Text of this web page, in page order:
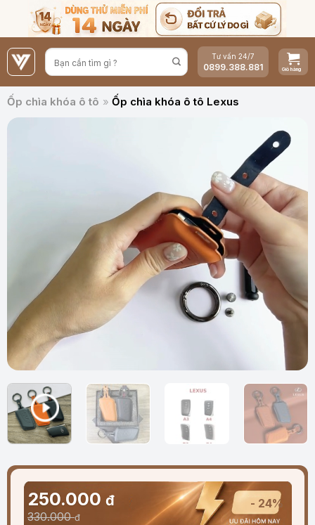
nội
dung
Tư vấn 24/7
0899.388.881
Ốp chìa khóa ô tô » Ốp chìa khóa ô tô Lexus
250.000 đ
330.000đ
- 24%